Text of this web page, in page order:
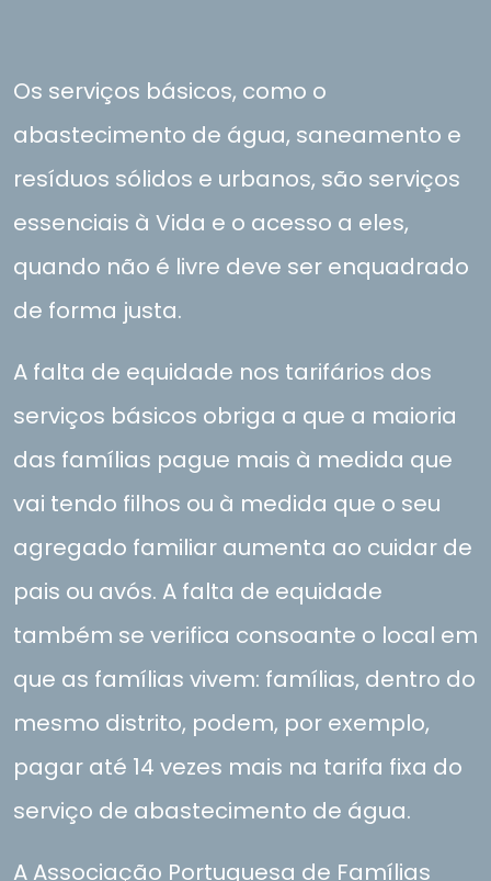
Resí­duos
Os serviços básicos, como o
abastecimento de água, saneamento e
resíduos sólidos e urbanos, são serviços
essenciais à Vida e o acesso a eles,
quando não é livre deve ser enquadrado
de forma justa.
A falta de equidade nos tarifários dos
serviços básicos obriga a que a maioria
das famílias pague mais à medida que
vai tendo filhos ou à medida que o seu
agregado familiar aumenta ao cuidar de
pais ou avós. A falta de equidade
também se verifica consoante o local em
que as famílias vivem: famílias, dentro do
mesmo distrito, podem, por exemplo,
pagar até 14 vezes mais na tarifa fixa do
serviço de abastecimento de água.
A Associação Portuguesa de Famílias